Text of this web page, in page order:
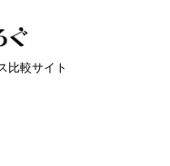
比較サイト